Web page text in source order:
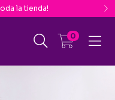
la tienda!
0